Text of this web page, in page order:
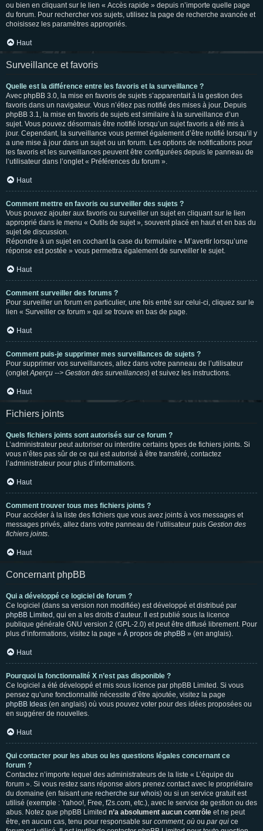
ou bien en cliquant sur le lien « Accès rapide » depuis n’importe quelle page
du forum. Pour rechercher vos sujets, utilisez la page de recherche avancée et
choisissez les paramètres appropriés.
Haut
Surveillance et favoris
Quelle est la différence entre les favoris et la surveillance ?
Avec phpBB 3.0, la mise en favoris de sujets s’apparentait à la gestion des
favoris dans un navigateur. Vous n’étiez pas notifié des mises à jour. Depuis
phpBB 3.1, la mise en favoris de sujets est similaire à la surveillance d’un
sujet. Vous pouvez désormais être notifié lorsqu’un sujet favoris a été mis à
jour. Cependant, la surveillance vous permet également d’être notifié lorsqu’il y
a une mise à jour dans un sujet ou un forum. Les options de notifications pour
les favoris et les surveillances peuvent être configurées depuis le panneau de
l’utilisateur dans l’onglet « Préférences du forum ».
Haut
Comment mettre en favoris ou surveiller des sujets ?
Vous pouvez ajouter aux favoris ou surveiller un sujet en cliquant sur le lien
approprié dans le menu « Outils de sujet », souvent placé en haut et en bas du
sujet de discussion.
Répondre à un sujet en cochant la case du formulaire « M’avertir lorsqu’une
réponse est postée » vous permettra également de surveiller le sujet.
Haut
Comment surveiller des forums ?
Pour surveiller un forum en particulier, une fois entré sur celui-ci, cliquez sur le
lien « Surveiller ce forum » qui se trouve en bas de page.
Haut
Comment puis-je supprimer mes surveillances de sujets ?
Pour supprimer vos surveillances, allez dans votre panneau de l’utilisateur
(ongletAperçu --> Gestion des surveillances) et suivez les instructions.
Haut
Fichiers joints
Quels fichiers joints sont autorisés sur ce forum ?
L’administrateur peut autoriser ou interdire certains types de fichiers joints. Si
vous n’êtes pas sûr de ce qui est autorisé à être transféré, contactez
l’administrateur pour plus d’informations.
Haut
Comment trouver tous mes fichiers joints ?
Pour accéder à la liste des fichiers que vous avez joints à vos messages et
messages privés, allez dans votre panneau de l’utilisateur puis Gestion des
fichiers joints.
Haut
Concernant phpBB
Qui a développé ce logiciel de forum ?
Ce logiciel (dans sa version non modifiée) est développé et distribué par
phpBB Limited , qui en a les droits d’auteur. Il est publié sous la licence
publique générale GNU version 2 (GPL-2.0) et peut être diffusé librement. Pour
plus d’informations, visitez la page « À propos de phpBB » (en anglais).
Haut
Pourquoi la fonctionnalité X n’est pas disponible ?
Ce logiciel a été développé et mis sous licence par phpBB Limited. Si vous
pensez qu’une fonctionnalité nécessite d’être ajoutée, visitez la page
phpBB Ideas (en anglais) où vous pouvez voter pour des idées proposées ou
en suggérer de nouvelles.
Haut
Qui contacter pour les abus ou les questions légales concernant ce
forum ?
Contactez n’importe lequel des administrateurs de la liste « L’équipe du
forum ». Si vous restez sans réponse alors prenez contact avec le propriétaire
du domaine (en faisant une recherche sur whois) ou si un service gratuit est
utilisé (exemple : Yahoo!, Free, f2s.com, etc.), avec le service de gestion ou des
abus. Notez que phpBB Limited n’a absolument aucun contrôle et ne peut
être, en aucun cas, tenu pour responsable sur comment, où ou par qui ce